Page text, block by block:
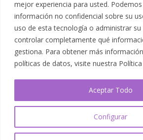
mejor experiencia para usted.
información no confidencial sobre su
uso de esta tecnología o administrar
controlar completamente qué
gestiona. Para obtener más
políticas de datos, visite nuestra
Configurar
Aceptar Todo
Aviso Legal
Política de Cookies
Accesibilidad